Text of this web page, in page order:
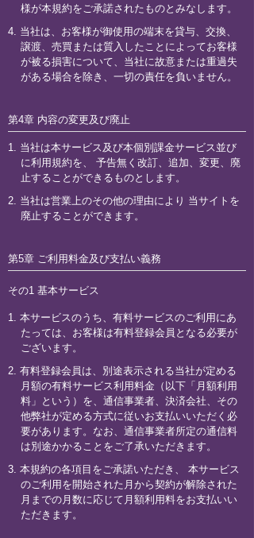
様が本規約をご承諾されたものとみなします。
4. 当社は、お客様が御使用の端末を貸与、交換、
譲渡、売買または質入したことによってお客様
が被る損害について、当社に故意または重過失
がある場合を除き、一切の責任を負いません。
第4章 内容の変更及び廃止
1. 当社は本サービス及び本個別課金サービス並び
に利用規約を、 予告無く改訂、追加、変更、廃
止することができるものとします。
2. 当社は営業上のその他の理由により 当サイトを
廃止することができます。
第5章 ご利用料金及び支払い義務
その1 基本サービス
1. 本サービスのうち、有料サービスのご利用にあ
たっては、お客様は有料登録会員となる必要が
ございます。
2. 有料登録会員は、別途表示される当社が定める
月額の有料サービス利用料金（以下「月額利用
料」という）を、通信事業者、決済会社、その
他弊社が定める方式に従いお支払いいただく必
要があります。なお、通信事業者所定の通信料
は別途かかることをご了承いただきます。
3. 本規約の各項目をご承諾いただき、 本サービス
のご利用を開始された月から契約が解除された
月までの月数に応じて月額利用料をお支払いい
ただきます。